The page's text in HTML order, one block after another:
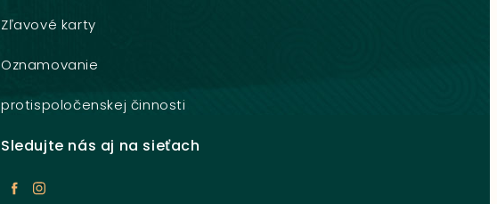
Zľavové karty
Oznamovanie
protispoločenskej činnosti
Sledujte nás aj na sieťach